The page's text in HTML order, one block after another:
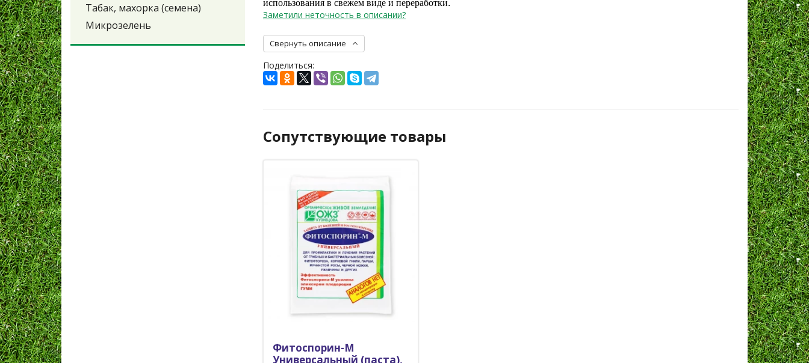
Табак, махорка (семена)
Микрозелень
Заметили неточность в описании?
Свернуть описание
Поделиться:
Сопутствующие товары
Фитоспорин-М
Универсальный (паста),